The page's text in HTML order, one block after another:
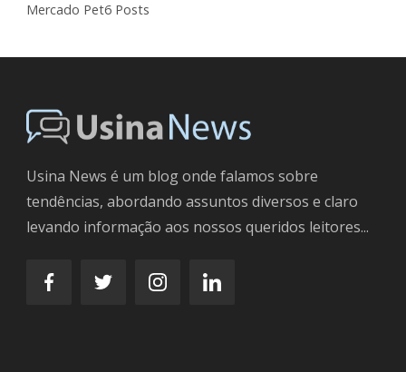
Mercado Pet6 Posts
Usina News é um blog onde falamos sobre
tendências, abordando assuntos diversos e claro
levando informação aos nossos queridos leitores...